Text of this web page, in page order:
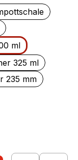
ml
325 ml
235 mm